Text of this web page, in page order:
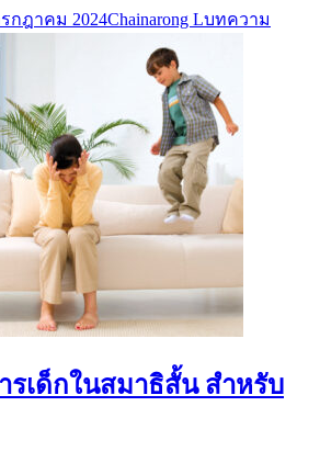
รกฎาคม 2024Chainarong Lบทความ
รเด็กในสมาธิสั้น สำหรับ